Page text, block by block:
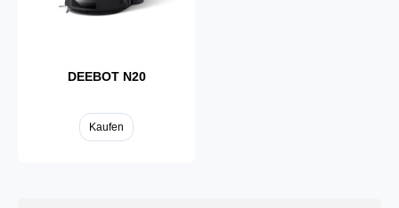
DEEBOT N20
Kaufen